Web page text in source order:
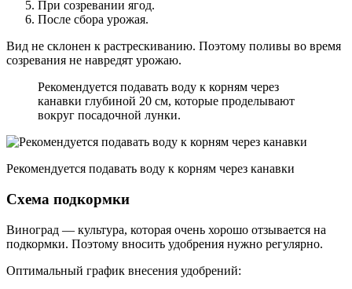
При созревании ягод.
После сбора урожая.
Вид не склонен к растрескиванию. Поэтому поливы во время
созревания не навредят урожаю.
Рекомендуется подавать воду к корням через
канавки глубиной 20 см, которые проделывают
вокруг посадочной лунки.
Рекомендуется подавать воду к корням через канавки
Схема подкормки
Виноград — культура, которая очень хорошо отзывается на
подкормки. Поэтому вносить удобрения нужно регулярно.
Оптимальный график внесения удобрений: